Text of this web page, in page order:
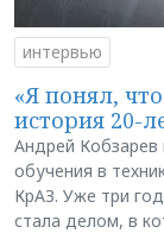
интервью
«Я понял,
история 20-
Андрей Кобзарев
обучения в
КрАЗ. Уже три
стала делом, в